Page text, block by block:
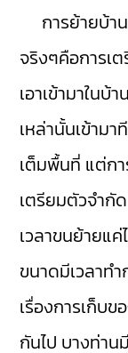
การย้ายบ้าน
จริงๆคือการเ
เอาเข้ามาในบ้
เหล่านั้นเข้ามา
เต็มพื้นที่ แต่กา
เตรียมตัวจำกั
เวลาขนย้ายแ
ขนาดมีเวลาท
เรื่องการเก็บ
กันไป บางท่าน